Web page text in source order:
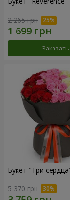
2 265 грн
Заказать
Букет "Три
5 370 грн